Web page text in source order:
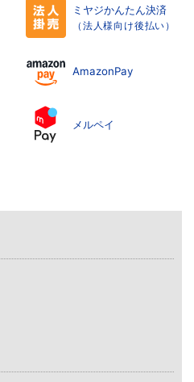
ミヤジかんたん決済
（法人様向け後払い）
AmazonPay
メルペイ